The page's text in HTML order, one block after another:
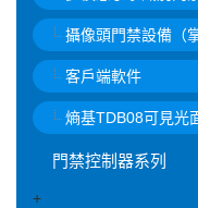
攝像頭門禁設備（
客戶端軟件
熵基TDB08可見光
門禁控制器系列
+